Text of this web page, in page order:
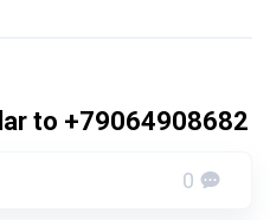
to +79064908682
0